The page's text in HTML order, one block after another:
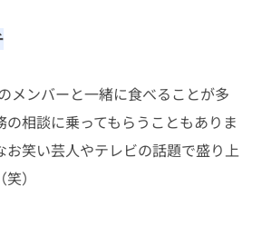
メンバーと一緒に食べることが多
の相談に乗ってもらうこともありま
お笑い芸人やテレビの話題で盛り上
）